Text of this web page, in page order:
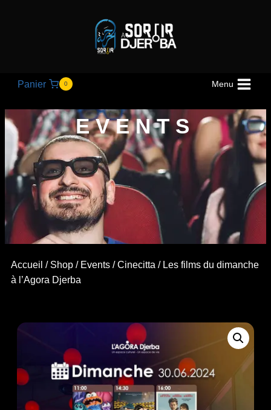
Panier 0 Menu
EVENTS
Accueil / Shop / Events /Cinecitta / Les films du dimanche
à l’Agora Djerba